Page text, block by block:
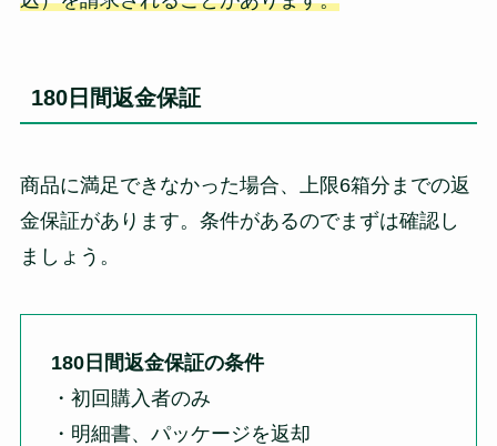
180日間返金保証
商品に満足できなかった場合、上限6箱分までの返
金保証があります。条件があるのでまずは確認し
ましょう。
180日間返金保証の条件
・初回購入者のみ
・明細書、パッケージを返却